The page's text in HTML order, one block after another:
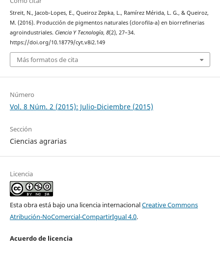
Streit, N., Jacob-Lopes, E., Queiroz Zepka, L., Ramírez Mérida, L. G., & Queiroz,
M. (2016). Producción de pigmentos naturales (clorofila-a) en biorrefinerias
agroindustriales. Ciencia Y Tecnología, 8(2), 27–34.
https://doi.org/10.18779/cyt.v8i2.149
Más formatos de cita
Número
Vol. 8 Núm. 2 (2015): Julio-Diciembre (2015)
Sección
Ciencias agrarias
Licencia
Esta obra está bajo una licencia internacionalCreative Commons
Atribución-NoComercial-CompartirIgual 4.0.
Acuerdo de licencia